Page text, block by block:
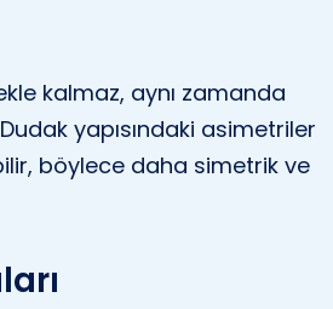
kalmaz, aynı zamanda
yapısındaki asimetriler
böylece daha simetrik ve